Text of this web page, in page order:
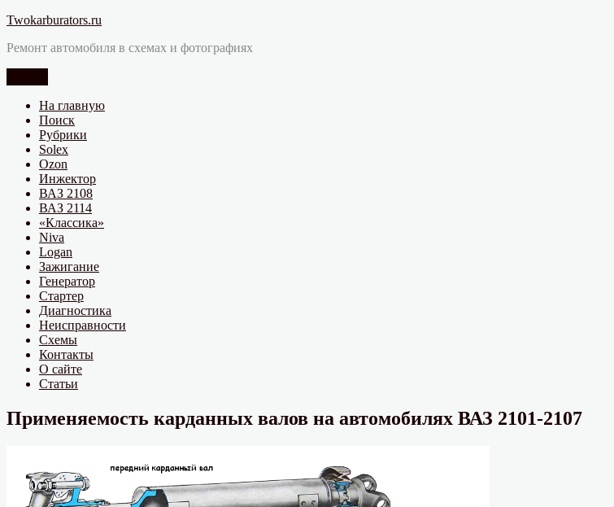
Перейти
содержимому
Twokarburators.ru
Ремонт автомобиля в схемах и фотографиях
На главную
Поиск
Рубрики
Solex
Ozon
Инжектор
ВАЗ 2108
ВАЗ 2114
«Классика»
Niva
Logan
Зажигание
Генератор
Стартер
Диагностика
Неисправности
Схемы
Контакты
О сайте
Статьи
Применяемость карданных валов на автомобилях ВАЗ 2101-2107